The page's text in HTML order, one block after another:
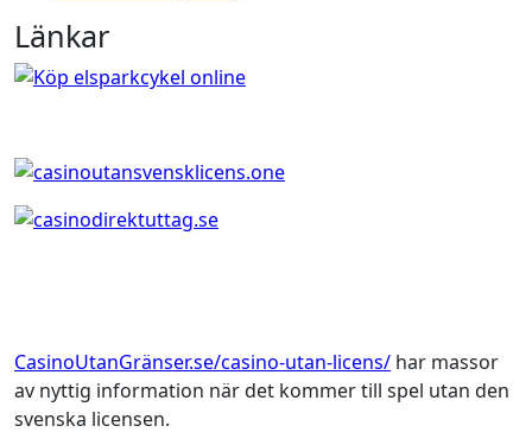
Länkar
CasinoUtanGränser.se/casino-utan-licens/ har massor
av nyttig information när det kommer till spel utan den
svenska licensen.